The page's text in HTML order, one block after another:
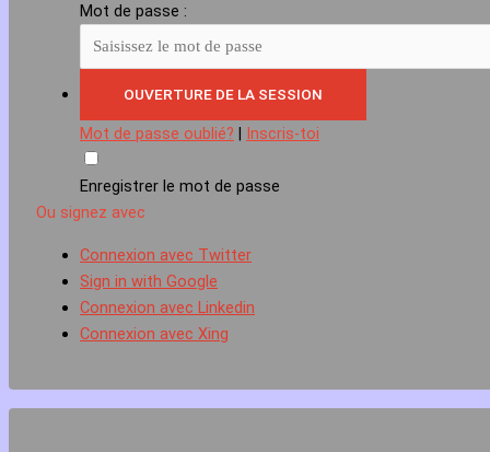
Mot de passe :
Mot de passe oublié? Inscris-toi
Enregistrer le mot de passe
Ou signez avec
Connexion avec Twitter
Sign in with Google
Connexion avec Linkedin
Connexion avec Xing